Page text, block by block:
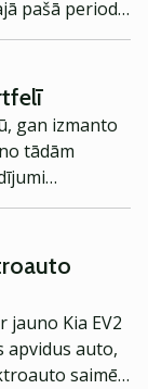
pašā periodā
gan izmanto
tādām
jauno Kia EV2
apvidus auto,
saimē